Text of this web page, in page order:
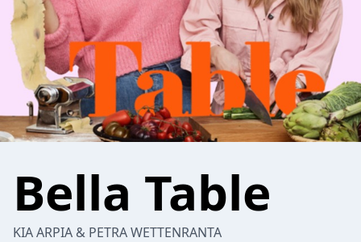
Bella Table
KIA ARPIA & PETRA WETTENRANTA